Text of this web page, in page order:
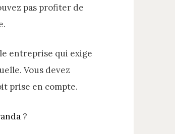
pas profiter de
entreprise qui exige
Vous devez
prise en compte.
?